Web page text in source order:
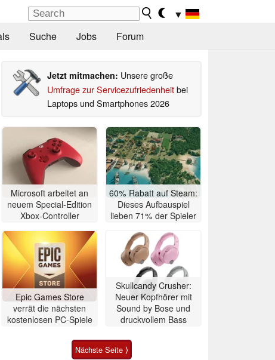
▼
Suche Jobs Forum
Jetzt mitmachen: Unsere große
Umfrage zur Servicezufriedenheitbei
Laptops und Smartphones 2026
Microsoft arbeitet an
neuem Special-Edition
Xbox-Controller
60% Rabatt auf Steam:
Dieses Aufbauspiel
lieben 71% der Spieler
Epic Games Store
verrät die nächsten
kostenlosen PC-Spiele
Skullcandy Crusher:
Neuer Kopfhörer mit
Sound by Bose und
druckvollem Bass
Nächste Seite ⟩